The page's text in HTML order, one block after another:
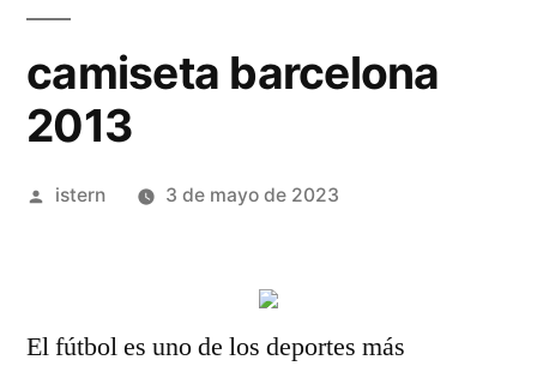
camiseta barcelona
2013
Publicado
istern 3 de mayo de 2023
El fútbol es uno de los deportes más